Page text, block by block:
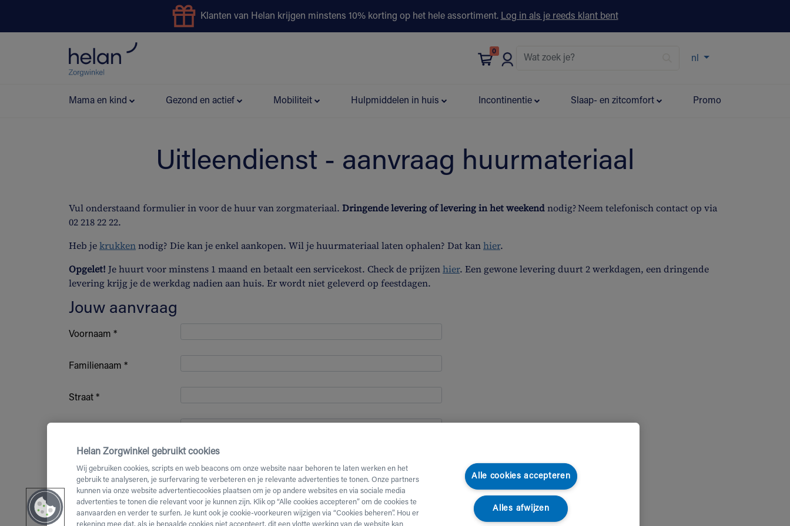
Klanten van Helan krijgen minstens 10% korting op het hele assortiment. Log in als je reeds klant bent
0
nl
Mama en kind Gezond en actief Mobiliteit Hulpmiddelen in huis Incontinentie Slaap- en zitcomfort Promo
Uitleendienst - aanvraag huurmateriaal
Vul onderstaand formulier in voor de huur van zorgmateriaal. Dringende levering of levering in het weekendnodig? Neem telefonisch contact op via
02 218 22 22.
Heb jekrukkennodig? Die kan je enkel aankopen. Wil je huurmateriaal laten ophalen? Dat kanhier.
Opgelet! Je huurt voor minstens 1 maand en betaalt een servicekost. Check de prijzenhier. Een gewone levering duurt 2 werkdagen, een dringende
levering krijg je de werkdag nadien aan huis. Er wordt niet geleverd op feestdagen.
Jouw aanvraag
Voornaam *
Familienaam *
Straat *
Postcode *
Helan Zorgwinkel gebruikt cookies
Wij gebruiken cookies, scripts en web beacons om onze website naar behoren te laten werken en het
gebruik te analyseren, je surfervaring te verbeteren en je relevante advertenties te tonen. Onze partners
kunnen via onze website advertentiecookies plaatsen om je op andere websites en via sociale media
advertenties te tonen die relevant voor je kunnen zijn. Klik op “Alle cookies accepteren” om de cookies te
aanvaarden en verder te surfen. Je kunt ook je cookie-voorkeuren wijzigen via “Cookies beheren”. Hou er
Alle cookies accepteren
Alles afwijzen